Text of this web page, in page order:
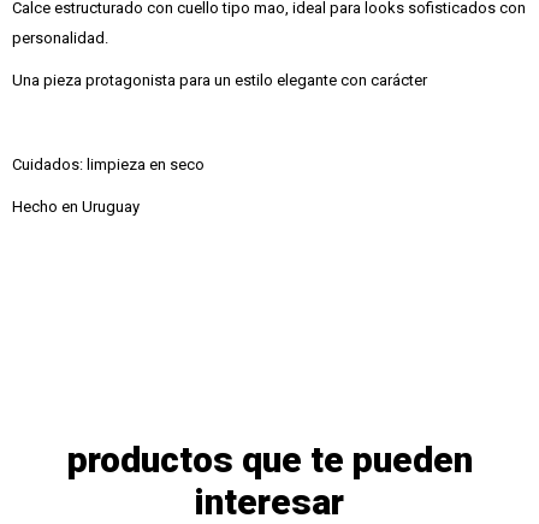
Calce estructurado con cuello tipo mao, ideal para looks sofisticados con
personalidad.
Una pieza protagonista para un estilo elegante con carácter
Cuidados: limpieza en seco
Hecho en Uruguay
productos que te pueden
interesar